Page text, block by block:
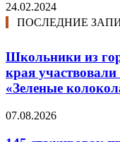
24.02.2024
ПОСЛЕДНИЕ
Школьники из
края
«Зеленые
07.08.2026